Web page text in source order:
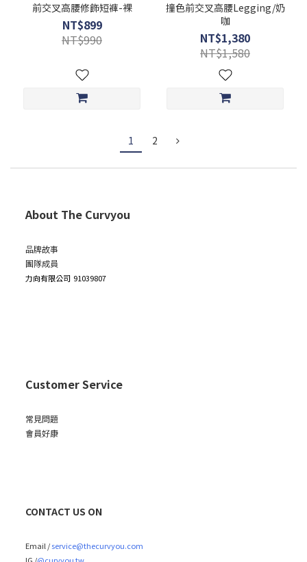
前交叉高腰修飾短褲-裸
NT$899
NT$990
撞色前交叉高腰Legging/奶
咖
NT$1,380
NT$1,580
1 2
About The Curvyou
品牌故事
團隊成員
力向有限公司 91039807
Customer Service
常見問題
會員好康
CONTACT US ON
Email /service@thecurvyou.com